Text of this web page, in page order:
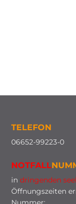
TELEFON
06652-99223-0
NOTFALL
in dringenden
Öffnungszeiten